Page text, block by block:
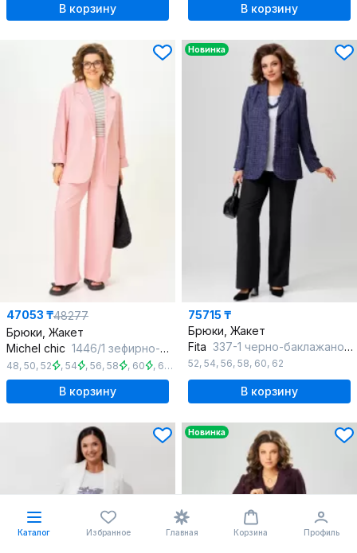
В корзину В корзину
47053 ₸48277
Брюки, Жакет
Michel chic 1446/1 зефирно-розовый
48, 50, 52 , 54 , 56, 58 , 60 , 62 64
В корзину
Новинка
75715 ₸
Брюки, Жакет
Fita 337-1 черно-баклажановый
52, 54, 56, 58, 60, 62
В корзину
Новинка
Каталог Избранное Главная Корзина Профиль